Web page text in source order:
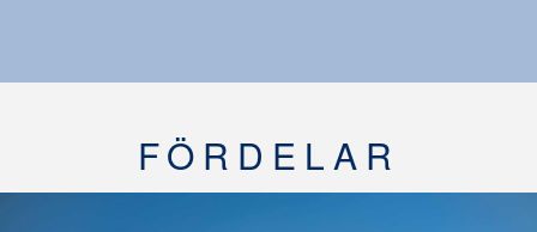
FÖRDELAR